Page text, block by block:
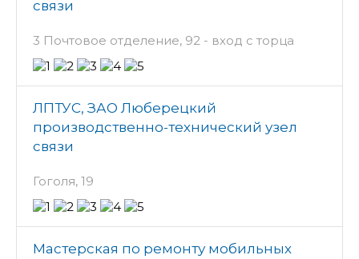
связи
3 Почтовое отделение, 92 - вход с торца
ЛПТУС, ЗАО Люберецкий
производственно-технический узел
связи
Гоголя, 19
Мастерская по ремонту мобильных